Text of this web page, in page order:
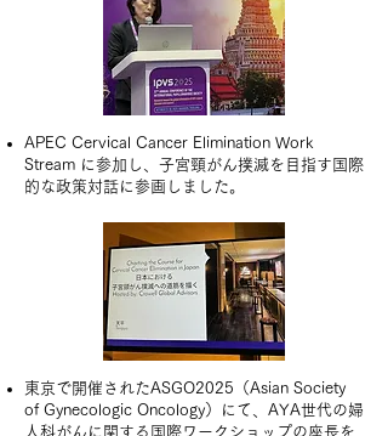
APEC Cervical Cancer Elimination Work
Stream に参加し、子宮頸がん撲滅を目指す国際
的な政策対話に参画しました。
東京で開催されたASGO2025（Asian Society
of Gynecologic Oncology）にて、AYA世代の婦
人科がんに関する国際ワークショップの座長を